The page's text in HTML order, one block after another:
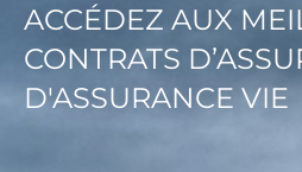
ACCÉDEZ AUX
CONTRATS
D'ASSURANCE VIE